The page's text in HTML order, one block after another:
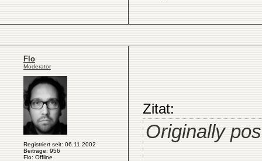
Flo
Moderator
Registriert seit: 06.11.2002
Beiträge: 956
Flo: Offline
Zitat:
Originally